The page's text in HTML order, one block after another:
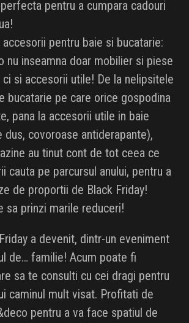
pentru a cumpara cadouri
accesorii pentru baie si bucatarie:
nu inseamna doar mobilier si piese
si accesorii utile! De la nelipsitele
bucatarie pe care orice gospodina
pana la accesorii utile in baie
dus, covoroase antiderapante),
au tinut cont de tot ceea ce
cauta pe parcursul anului, pentru a
de proportii de Black Friday!
sa prinzi marile reduceri!
a devenit, dintr-un eveniment
de… familie! Acum poate fi
sa te consulti cu cei dragi pentru
caminul mult visat. Profitati de
pentru a va face spatiul de